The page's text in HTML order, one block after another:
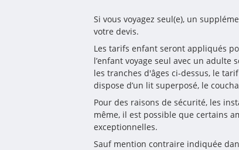
Si vous voyagez seul(e), un
votre devis.
Les tarifs enfant seront appliqués
l’enfant voyage seul avec un
les tranches d'âges ci-dessus, le
dispose d’un lit superposé, le
Pour des raisons de sécurité, les
même, il est possible que certains
exceptionnelles.
Sauf mention contraire indiquée